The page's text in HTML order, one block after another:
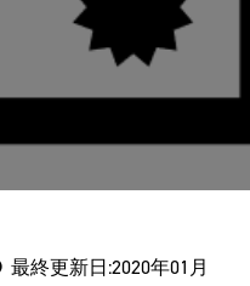
最終更新日:2020年01月